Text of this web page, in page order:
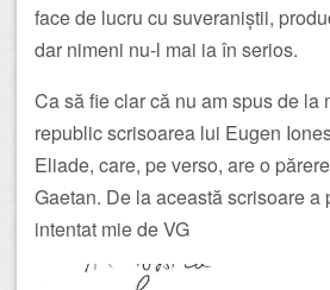
face de lucru cu suveraniștii,
dar nimeni nu-l mai ia în serios.
Ca să fie clar că nu am spus de la
republic scrisoarea lui Eugen
Eliade, care, pe verso, are o
Gaetan. De la această scrisoare a
intentat mie de VG